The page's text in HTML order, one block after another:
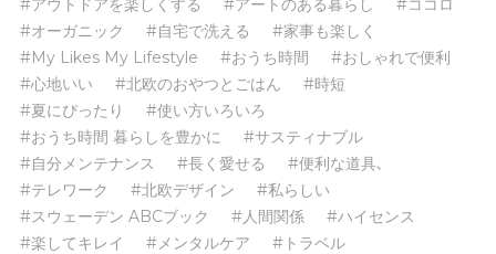
#オーガニック
#自宅で洗える
#家事も楽しく
#My Likes My Lifestyle
#おうち時間
#おしゃれで便利
#心地いい
#北欧のおやつとごはん
#時短
#夏にぴったり
#使い方いろいろ
#おうち時間 暮らしを豊かに
#サスティナブル
#自分メンテナンス
#長く愛せる
#便利な道具､
#テレワーク
#北欧デザイン
#私らしい
#スウェーデン ABCブック
#人間関係
#ハイセンス
#楽してキレイ
#メンタルケア
#トラベル